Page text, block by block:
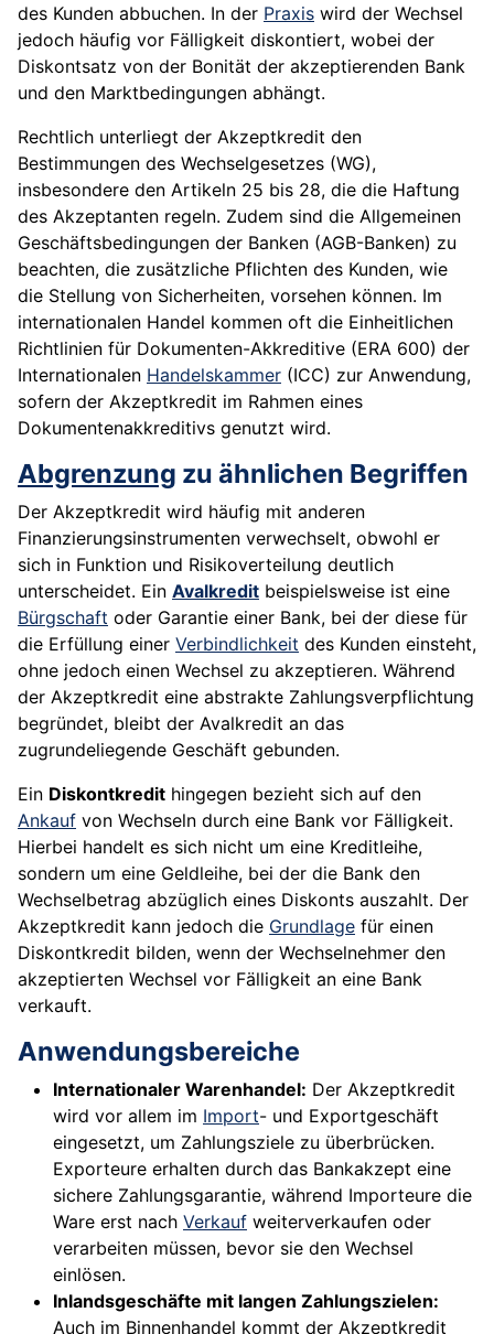
des Kunden abbuchen. In der Praxis wird der Wechsel
jedoch häufig vor Fälligkeit diskontiert, wobei der
Diskontsatz von der Bonität der akzeptierenden Bank
und den Marktbedingungen abhängt.
Rechtlich unterliegt der Akzeptkredit den
Bestimmungen des Wechselgesetzes (WG),
insbesondere den Artikeln 25 bis 28, die die Haftung
des Akzeptanten regeln. Zudem sind die Allgemeinen
Geschäftsbedingungen der Banken (AGB-Banken) zu
beachten, die zusätzliche Pflichten des Kunden, wie
die Stellung von Sicherheiten, vorsehen können. Im
internationalen Handel kommen oft die Einheitlichen
Richtlinien für Dokumenten-Akkreditive (ERA 600) der
Internationalen Handelskammer (ICC) zur Anwendung,
sofern der Akzeptkredit im Rahmen eines
Dokumentenakkreditivs genutzt wird.
Abgrenzung zu ähnlichen Begriffen
Der Akzeptkredit wird häufig mit anderen
Finanzierungsinstrumenten verwechselt, obwohl er
sich in Funktion und Risikoverteilung deutlich
unterscheidet. Ein Avalkredit beispielsweise ist eine
Bürgschaft oder Garantie einer Bank, bei der diese für
die Erfüllung einer Verbindlichkeit des Kunden einsteht,
ohne jedoch einen Wechsel zu akzeptieren. Während
der Akzeptkredit eine abstrakte Zahlungsverpflichtung
begründet, bleibt der Avalkredit an das
zugrundeliegende Geschäft gebunden.
Ein Diskontkredit hingegen bezieht sich auf den
Ankauf von Wechseln durch eine Bank vor Fälligkeit.
Hierbei handelt es sich nicht um eine Kreditleihe,
sondern um eine Geldleihe, bei der die Bank den
Wechselbetrag abzüglich eines Diskonts auszahlt. Der
Akzeptkredit kann jedoch die Grundlage für einen
Diskontkredit bilden, wenn der Wechselnehmer den
akzeptierten Wechsel vor Fälligkeit an eine Bank
verkauft.
Anwendungsbereiche
Internationaler Warenhandel: Der Akzeptkredit
wird vor allem im Import- und Exportgeschäft
eingesetzt, um Zahlungsziele zu überbrücken.
Exporteure erhalten durch das Bankakzept eine
sichere Zahlungsgarantie, während Importeure die
Ware erst nach Verkauf weiterverkaufen oder
verarbeiten müssen, bevor sie den Wechsel
einlösen.
Inlandsgeschäfte mit langen Zahlungszielen:
Auch im Binnenhandel kommt der Akzeptkredit